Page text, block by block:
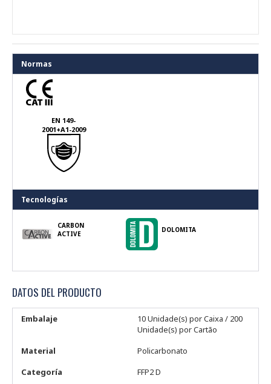
Normas
EN 149-
2001+A1-2009
Tecnologías
CARBON
ACTIVE
DOLOMITA
DATOS DEL PRODUCTO
Embalaje
10 Unidade(s) por Caixa / 200
Unidade(s) por Cartão
Material
Policarbonato
Categoría
FFP2 D